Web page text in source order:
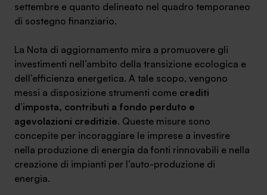
+030.3540104
info@safinance.it
SA Finance Mediazione Creditizia Srl, società di mediazione creditizia iscritta
all'Oam n.M336
settembre e quanto delineato nel quadro temporaneo
di sostegno finanziario.
La Nota di aggiornamento mira a promuovere gli
investimenti nell’ambito della transizione ecologica e
dell’efficienza energetica. A tale scopo, vengono
messi a disposizione strumenti come crediti
d’imposta, contributi a fondo perduto e
agevolazioni creditizie. Queste misure sono
concepite per incoraggiare le imprese a investire
nella produzione di energia da fonti rinnovabili e nella
creazione di impianti per l’auto-produzione di
energia.